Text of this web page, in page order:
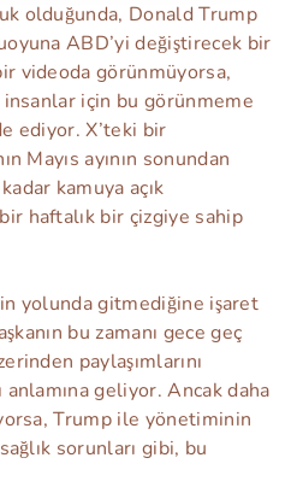
olduğunda, Donald Trump
ABD’yi değiştirecek bir
videoda görünmüyorsa,
için bu görünmeme
ediyor. X’teki bir
Mayıs ayının sonundan
kamuya açık
haftalık bir çizgiye sahip
yolunda gitmediğine işaret
bu zamanı gece geç
paylaşımlarını
anlamına geliyor. Ancak daha
Trump ile yönetiminin
sorunları gibi, bu